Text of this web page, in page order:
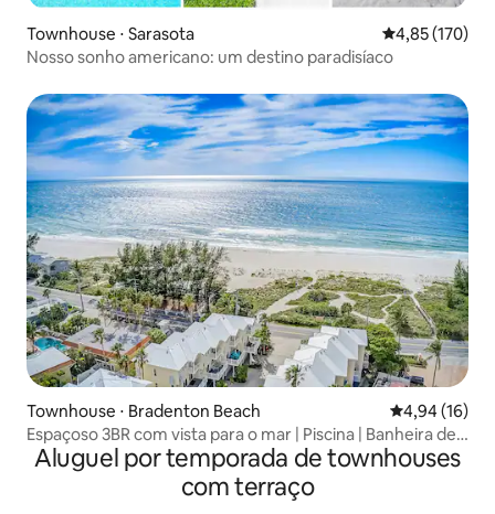
Townhouse ⋅ Sarasota 4,85 de uma
4,85 (170)
Nosso sonho americano: um destino paradisíaco
Townhouse ⋅ Bradenton Beach 4,94 de uma
4,94 (16)
Espaçoso 3BR com vista para o mar | Piscina | Banheira de
hidromassagem | Doca
Aluguel por temporada de townhouses
com terraço